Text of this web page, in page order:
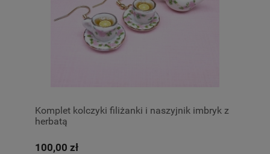
Komplet kolczyki filiżanki i naszyjnik imbryk z
herbatą
100,00 zł